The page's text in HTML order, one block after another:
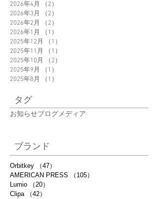
2026年4月
（2）
2026年3月
（2）
2026年2月
（2）
2026年1月
（1）
2025年12月
（1）
2025年11月
（1）
2025年10月
（2）
2025年9月
（1）
2025年8月
（1）
タグ
お知らせブログ メディア
ブランド
Orbitkey （47）
AMERICAN PRESS
（105）
Lumio
（20）
Clipa
（42）